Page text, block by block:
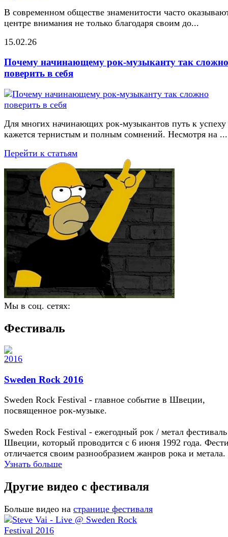
В современном обществе знаменитости часто
центре внимания не только благодаря своим до...
15.02.26
Почему начинающему рок-музыканту так сложно
поверить в себя
Для многих начинающих рок-музыкантов путь к успеху
кажется тернистым и полным сомнений. Несмотря на ...
Перейти к статьям
Мы в соц. сетях:
Фестиваль
Sweden Rock 2016
Sweden Rock Festival - главное событие в Швеции,
посвященное рок-музыке.
Sweden Rock Festival - ежегодный рок / метал
Швеции, который проводится с 6 июня 1992 года.
отличается своим разнообразием жанров рока и метала.
Узнать больше
Другие видео с фестиваля
Больше видео на странице фестиваля